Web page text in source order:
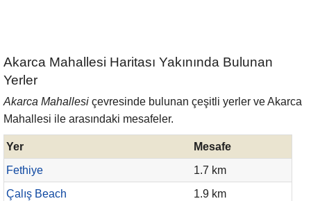
Akarca Mahallesi Haritası Yakınında Bulunan
Yerler
Akarca Mahallesi çevresinde bulunan çeşitli yerler ve Akarca
Mahallesi ile arasındaki mesafeler.
Yer
Mesafe
Fethiye
1.7 km
Çalış Beach
1.9 km